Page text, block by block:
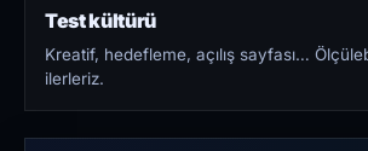
Test kültürü
Kreatif, hedefleme, açılış sayfası…
ilerleriz.